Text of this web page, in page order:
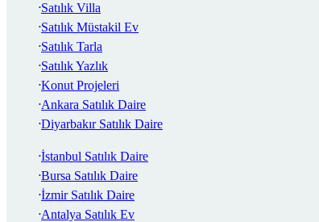
Satılık Villa
Satılık Müstakil Ev
Satılık Tarla
Satılık Yazlık
Konut Projeleri
Ankara Satılık Daire
Diyarbakır Satılık Daire
İstanbul Satılık Daire
Bursa Satılık Daire
İzmir Satılık Daire
Antalya Satılık Ev